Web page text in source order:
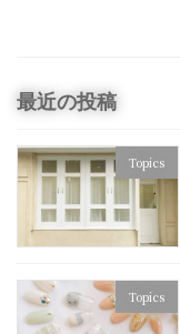
最近の投稿
Topics
Topics